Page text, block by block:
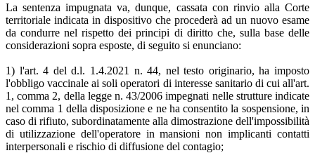
La sentenza impugnata va, dunque, cassata con rinvio alla Corte
territoriale indicata in dispositivo che procederà ad un nuovo esame
da condurre nel rispetto dei principi di diritto che, sulla base delle
considerazioni sopra esposte, di seguito si enunciano:
1) l'art. 4 del d.l. 1.4.2021 n. 44, nel testo originario, ha imposto
l'obbligo vaccinale ai soli operatori di interesse sanitario di cui all'art.
1, comma 2, della legge n. 43/2006 impegnati nelle strutture indicate
nel comma 1 della disposizione e ne ha consentito la sospensione, in
caso di rifiuto, subordinatamente alla dimostrazione dell'impossibilità
di utilizzazione dell'operatore in mansioni non implicanti contatti
interpersonali e rischio di diffusione del contagio;